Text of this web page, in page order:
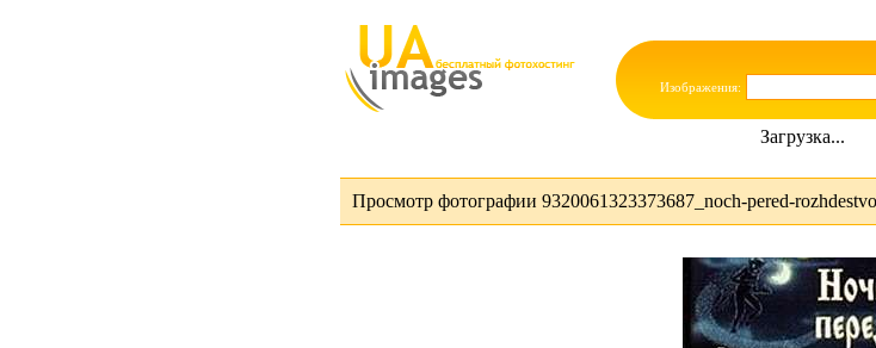
Изображения:
Загрузка...
Просмотр фотографии 9320061323373687_noch-pered-